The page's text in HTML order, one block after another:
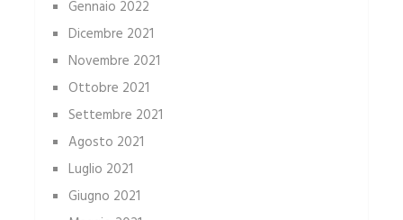
Gennaio 2022
Dicembre 2021
Novembre 2021
Ottobre 2021
Settembre 2021
Agosto 2021
Luglio 2021
Giugno 2021